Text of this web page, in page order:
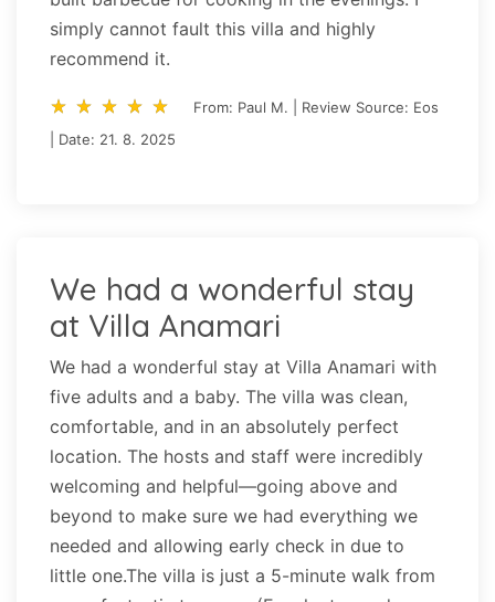
simply cannot fault this villa and highly
recommend it.
star_rate star_rate star_rate star_rate star_rate
star_rate star_rate star_rate star_rate star_rate
From: Paul M. | Review Source: Eos
| Date: 21. 8. 2025
We had a wonderful stay
at Villa Anamari
We had a wonderful stay at Villa Anamari with
five adults and a baby. The villa was clean,
comfortable, and in an absolutely perfect
location. The hosts and staff were incredibly
welcoming and helpful—going above and
beyond to make sure we had everything we
needed and allowing early check in due to
little one.The villa is just a 5-minute walk from